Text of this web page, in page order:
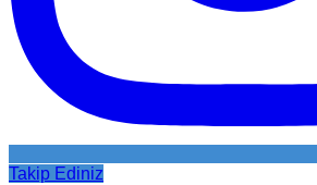
Takip Ediniz